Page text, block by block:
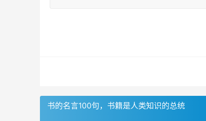
书的名言100句，书籍是人类知识的总统